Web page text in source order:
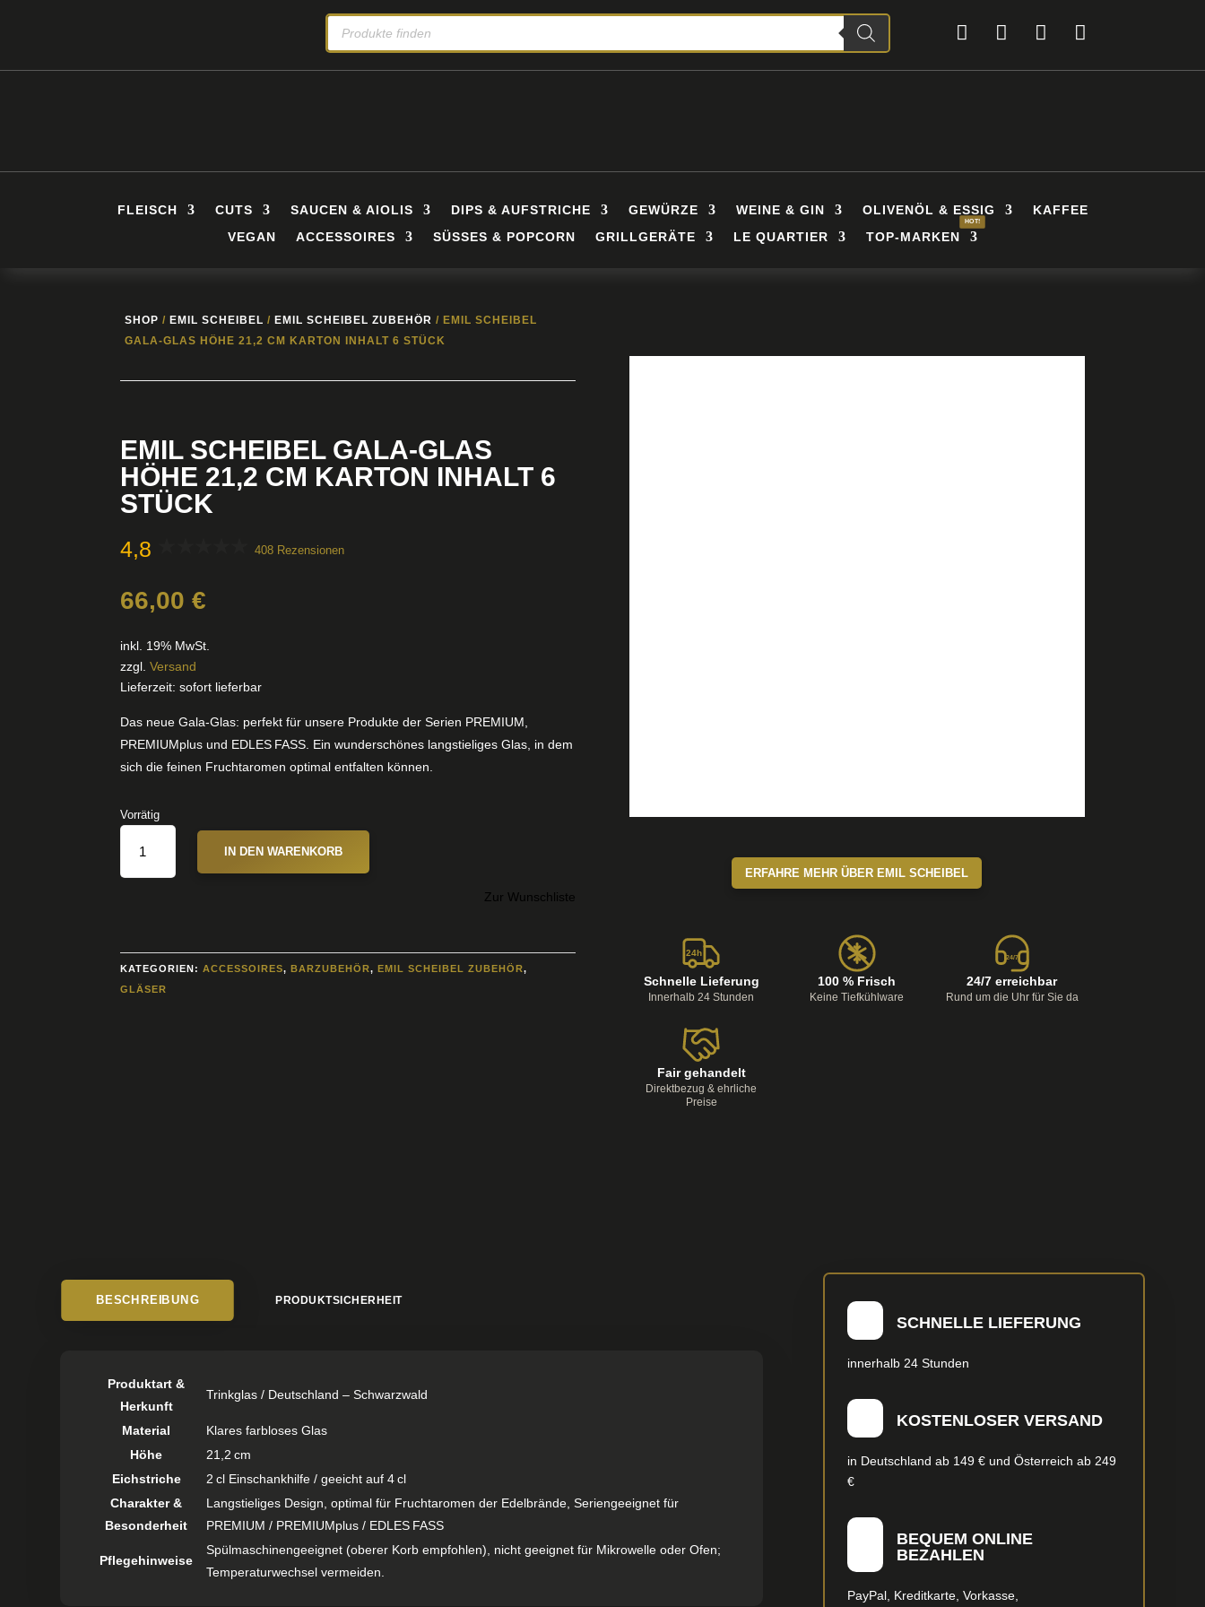
PRODUCTS
SEARCH
   
FLEISCH CUTS SAUCEN & AIOLIS DIPS & AUFSTRICHE GEWÜRZE WEINE & GIN OLIVENÖL & ESSIG
KAFFEE
VEGAN
ACCESSOIRES SÜSSES & POPCORN GRILLGERÄTE LE QUARTIER TOP-MARKEN
SHOP /EMIL SCHEIBEL /EMIL SCHEIBEL ZUBEHÖR / EMIL SCHEIBEL
GALA-GLAS HÖHE 21,2 CM KARTON INHALT 6 STÜCK
EMIL SCHEIBEL GALA-GLAS
HÖHE 21,2 CM KARTON INHALT 6
STÜCK
4,8 408 Rezensionen
66,00€
inkl. 19% MwSt.
zzgl.Versand
Lieferzeit: sofort lieferbar
Das neue Gala‑Glas: perfekt für unsere Produkte der Serien PREMIUM,
PREMIUMplus und EDLES FASS. Ein wunderschönes langstieliges Glas, in dem
sich die feinen Fruchtaromen optimal entfalten können.
Vorrätig
SCHEIBEL
GALA-
IN DEN WARENKORB
Zur Wunschliste
KATEGORIEN:ACCESSOIRES, BARZUBEHÖR, EMIL SCHEIBEL ZUBEHÖR,
GLÄSER
ERFAHRE MEHR ÜBER EMIL SCHEIBEL
24h
Schnelle Lieferung
Innerhalb 24 Stunden
100 % Frisch
Keine Tiefkühlware
24/7
24/7 erreichbar
Rund um die Uhr für Sie da
Fair gehandelt
Direktbezug & ehrliche
Preise
BESCHREIBUNG PRODUKTSICHERHEIT
Produktart &
Herkunft
Trinkglas / Deutschland – Schwarzwald
Material
Klares farbloses Glas
Höhe
21,2 cm
Eichstriche
2 cl Einschankhilfe / geeicht auf 4 cl
Charakter &
Besonderheit
Langstieliges Design, optimal für Fruchtaromen der Edelbrände, Serien­geeignet für
PREMIUM / PREMIUMplus / EDLES FASS
Pflegehinweise
Spülmaschinengeeignet (oberer Korb empfohlen), nicht geeignet für Mikrowelle oder Ofen;
Temperaturwechsel vermeiden.
SCHNELLE LIEFERUNG
innerhalb 24 Stunden
KOSTENLOSER VERSAND
in Deutschland ab 149 € und Österreich ab 249
€
BEQUEM ONLINE
BEZAHLEN
PayPal, Kreditkarte, Vorkasse,